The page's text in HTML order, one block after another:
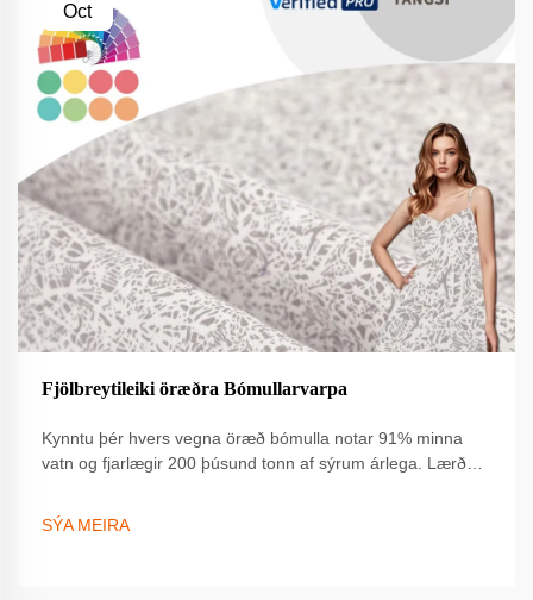
Oct
Fjölbreytileiki öræðra Bómullarvarpa
Kynntu þér hvers vegna öræð bómulla notar 91% minna
vatn og fjarlægir 200 þúsund tonn af sýrum árlega. Lærðu
Kynntu þér sjálfbærna ávinninginn í dag.
SÝA MEIRA